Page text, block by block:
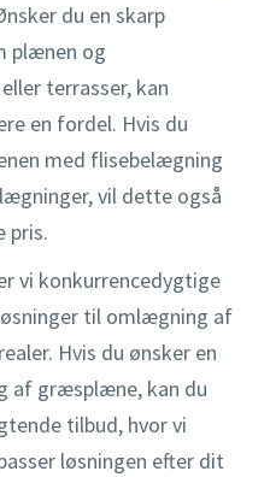
du en skarp
plænen og
terrasser, kan
en fordel. Hvis du
med flisebelægning
vil dette også
pris.
vi konkurrencedygtige
til omlægning af
Hvis du ønsker en
af græsplæne, kan du
tilbud, hvor vi
løsningen efter dit